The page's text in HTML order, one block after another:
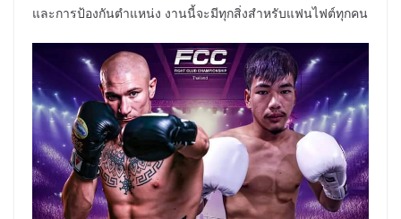
และการป้องกันตำแหน่ง งานนี้จะมีทุกสิ่งสำหรับแฟนไฟต์ทุกคน